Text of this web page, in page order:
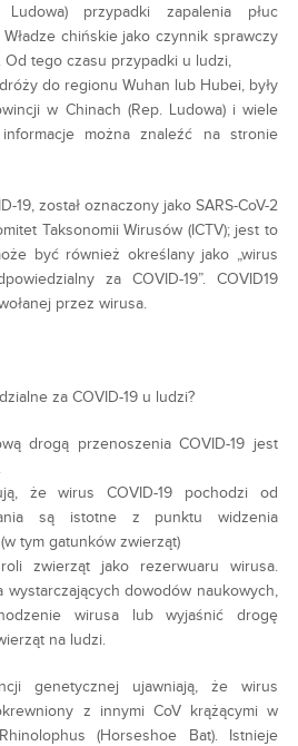
przypadki zapalenia płuc
chińskie jako czynnik sprawczy
Od tego czasu przypadki u ludzi,
do regionu Wuhan lub Hubei, były
w Chinach (Rep. Ludowa) i wiele
można znaleźć na stronie
19, został oznaczony jako SARS-CoV-2
Taksonomii Wirusów (ICTV); jest to
być również określany jako „wirus
za COVID-19”. COVID19
przez wirusa.
za COVID-19 u ludzi?
drogą przenoszenia COVID-19 jest
że wirus COVID-19 pochodzi od
są istotne z punktu widzenia
tym gatunków zwierząt)
zwierząt jako rezerwuaru wirusa.
dowodów naukowych,
wirusa lub wyjaśnić drogę
na ludzi.
genetycznej ujawniają, że wirus
z innymi CoV krążącymi w
(Horseshoe Bat). Istnieje